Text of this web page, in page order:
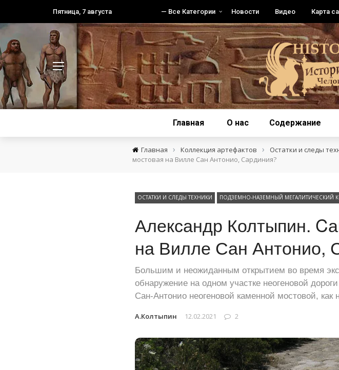
Пятница, 7 августа — Все Категории Новости Видео Карта
Главная О нас Содержание
Главная › Коллекция артефактов › Остатки и следы
мостовая на Вилле Сан Антонио, Сардиния?
ОСТАТКИ И СЛЕДЫ ТЕХНИКИ ПОДЗЕМНО-НАЗЕМНЫЙ МЕГАЛИТИЧЕСКИЙ
Александр Колтыпин.
на Вилле Сан Антонио,
Большим и неожиданным открытием во время
обнаружение на одном участке неогеновой
Сан-Антонио неогеновой каменной мостовой,
А.Колтыпин 12.02.2021 2